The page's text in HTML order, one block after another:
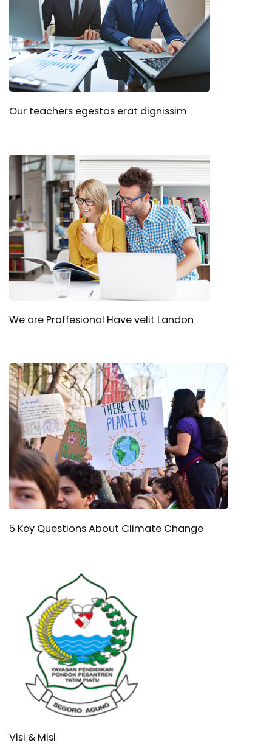
Our teachers egestas erat dignissim
We are Proffesional Have velit Landon
5 Key Questions About Climate Change
Visi & Misi